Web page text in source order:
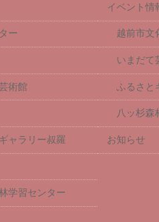
ー
術館
ャラリー叔羅
学習センター
イベント情
越前市文
いまだて
ふるさと
八ッ杉森
お知らせ